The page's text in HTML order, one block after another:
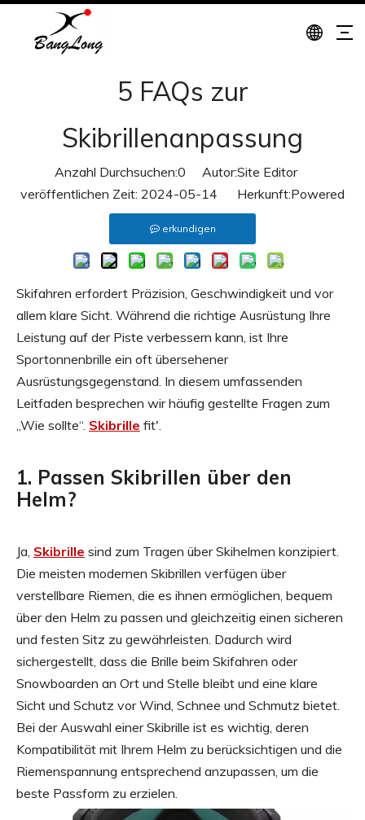
5 FAQs zur
Skibrillenanpassung
Anzahl Durchsuchen:0 Autor:Site Editor
veröffentlichen Zeit: 2024-05-14 Herkunft:Powered
erkundigen
Skifahren erfordert Präzision, Geschwindigkeit und vor
allem klare Sicht. Während die richtige Ausrüstung Ihre
Leistung auf der Piste verbessern kann, ist Ihre
Sportonnenbrille ein oft übersehener
Ausrüstungsgegenstand. In diesem umfassenden
Leitfaden besprechen wir häufig gestellte Fragen zum
„Wie sollte“. Skibrille fit'.
1. Passen Skibrillen über den
Helm?
Ja, Skibrille sind zum Tragen über Skihelmen konzipiert.
Die meisten modernen Skibrillen verfügen über
verstellbare Riemen, die es ihnen ermöglichen, bequem
über den Helm zu passen und gleichzeitig einen sicheren
und festen Sitz zu gewährleisten. Dadurch wird
sichergestellt, dass die Brille beim Skifahren oder
Snowboarden an Ort und Stelle bleibt und eine klare
Sicht und Schutz vor Wind, Schnee und Schmutz bietet.
Bei der Auswahl einer Skibrille ist es wichtig, deren
Kompatibilität mit Ihrem Helm zu berücksichtigen und die
Riemenspannung entsprechend anzupassen, um die
beste Passform zu erzielen.